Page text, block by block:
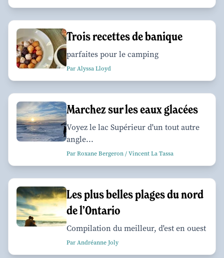
Trois recettes de banique
parfaites pour le camping
Par Alyssa Lloyd
Marchez sur les eaux glacées
Voyez le lac Supérieur d'un tout autre
angle...
Par Roxane Bergeron / Vincent La Tassa
Les plus belles plages du nord
de l’Ontario
Compilation du meilleur, d'est en ouest
Par Andréanne Joly